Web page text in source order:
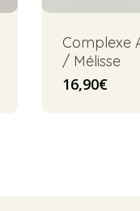
Complexe
/ Mélisse
16,90€